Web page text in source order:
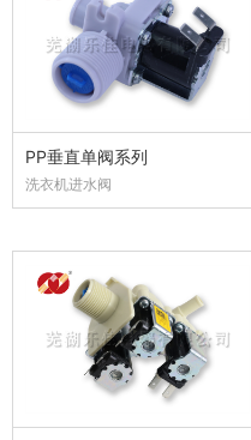
PP垂直单阀系列
洗衣机进水阀